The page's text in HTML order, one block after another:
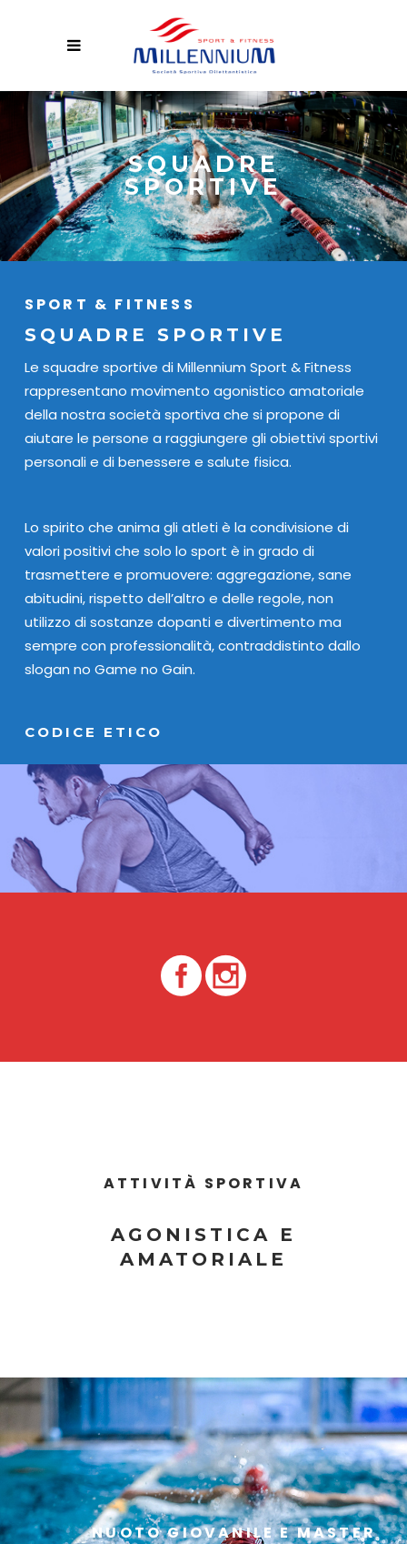
SQUADRE
SPORTIVE
SPORT & FITNESS
SQUADRE SPORTIVE
Le squadre sportive di Millennium Sport & Fitness
rappresentano movimento agonistico amatoriale
della nostra società sportiva che si propone di
aiutare le persone a raggiungere gli obiettivi sportivi
personali e di benessere e salute fisica.
Lo spirito che anima gli atleti è la condivisione di
valori positivi che solo lo sport è in grado di
trasmettere e promuovere: aggregazione, sane
abitudini, rispetto dell’altro e delle regole, non
utilizzo di sostanze dopanti e divertimento ma
sempre con professionalità, contraddistinto dallo
slogan no Game no Gain.
CODICE ETICO
ATTIVITÀ SPORTIVA
AGONISTICA E
AMATORIALE
NUOTO GIOVANILE E MASTER